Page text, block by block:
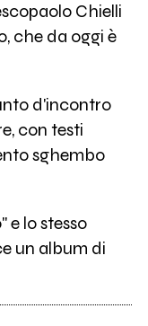
Chielli
che da oggi è
d'incontro
con testi
sghembo
e lo stesso
un album di